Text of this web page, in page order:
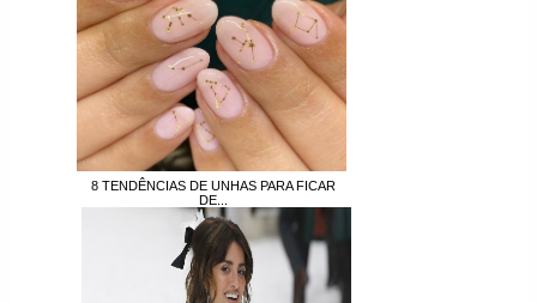
8 TENDÊNCIAS DE UNHAS PARA FICAR
DE...